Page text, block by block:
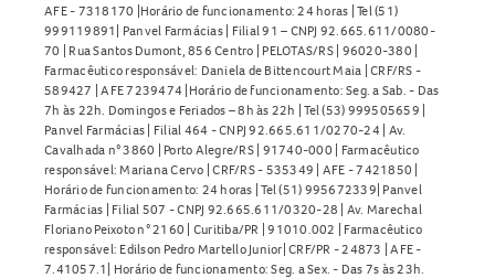
AFE - 7318170 |Horário de funcionamento: 24 horas | Tel (51)
999119891| Panvel Farmácias | Filial 91 – CNPJ 92.665.611/0080-
70 | Rua Santos Dumont, 856 Centro | PELOTAS/RS | 96020-380 |
Farmacêutico responsável: Daniela de Bittencourt Maia | CRF/RS -
589427 | AFE 7239474 |Horário de funcionamento: Seg. a Sab. - Das
7h às 22h. Domingos e Feriados – 8h às 22h | Tel (53) 999505659 |
Panvel Farmácias | Filial 464 - CNPJ 92.665.611/0270-24 | Av.
Cavalhada n° 3860 | Porto Alegre/RS | 91740-000 | Farmacêutico
responsável: Mariana Cervo | CRF/RS - 535349 | AFE - 7421850 |
Horário de funcionamento: 24 horas | Tel (51) 995672339| Panvel
Farmácias | Filial 507 - CNPJ 92.665.611/0320-28 | Av. Marechal
Floriano Peixoto n° 2160 | Curitiba/PR | 91010.002 | Farmacêutico
responsável: Edilson Pedro Martello Junior| CRF/PR - 24873 | AFE -
7.41057.1| Horário de funcionamento: Seg. a Sex. - Das 7s às 23h.